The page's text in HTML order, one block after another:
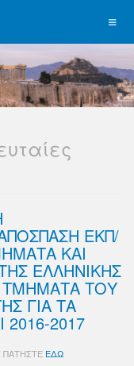
ΕΚΠ/
ΚΑΙ
ΕΛΛΗΝΙΚΗΣ
ΤΜΗΜΑΤΑ ΤΟΥ
ΓΙΑ ΤΑ
2016-2017
ΠΑΤΗΣΤΕ ΕΔΩ